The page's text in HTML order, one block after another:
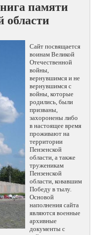
памяти
области
Сайт посвящается
воинам Великой
Отечественной
войны,
вернувшимся и не
вернувшимся с
войны, которые
родились, были
призваны,
захоронены либо
в настоящее время
проживают на
территории
Пензенской
области, а также
труженикам
Пензенской
области, ковавшим
Победу в тылу.
Основой
наполнения сайта
являются военные
архивные
документы с